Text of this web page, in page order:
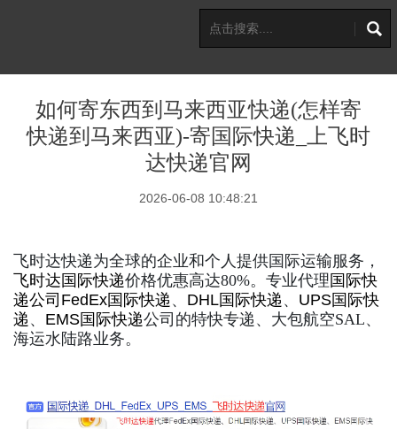
如何寄东西到马来西亚快递(怎样寄
快递到马来西亚)-寄国际快递_上飞时
达快递官网
2026-06-08 10:48:21
飞时达快递为全球的企业和个人提供国际运输服务，
飞时达 国际快递价格优惠高达80%。专业代理 国际快
递公司 FedEx国际快递 、 DHL国际快递 、 UPS国际快
递 、 EMS国际快递公司的特快专递、大包航空SAL、
海运水陆路业务。